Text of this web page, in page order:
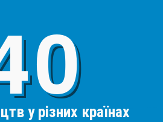
у різних країнах